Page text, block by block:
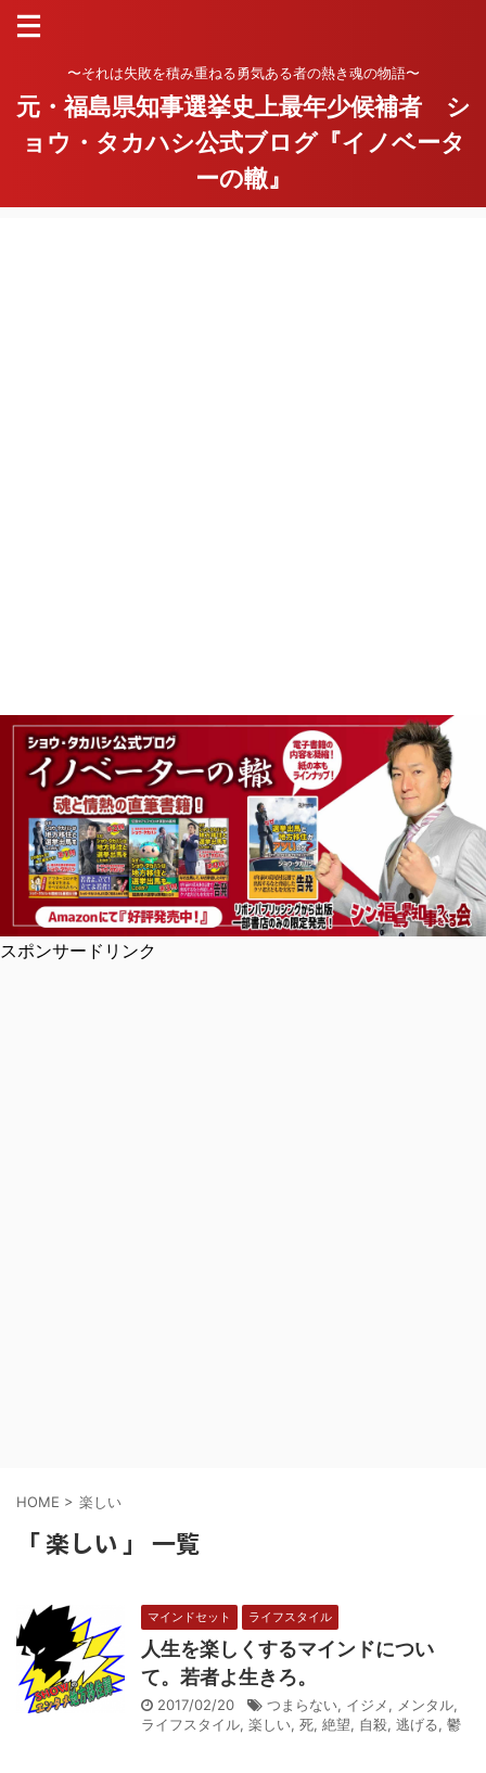
〜それは失敗を積み重ねる勇気ある者の熱き魂の物語〜
元・福島県知事選挙史上最年少候補者 シ
ョウ・タカハシ公式ブログ『イノベータ
ーの轍』
スポンサードリンク
HOME > 楽しい
「 楽しい 」 一覧
マインドセット ライフスタイル
人生を楽しくするマインドについ
て。若者よ生きろ。
2017/02/20 つまらない, イジメ, メンタル,
ライフスタイル, 楽しい, 死, 絶望, 自殺, 逃げる, 鬱